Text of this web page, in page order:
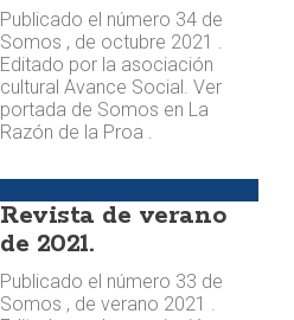
Publicado el número 34 de
Somos , de octubre 2021 .
Editado por la asociación
cultural Avance Social. Ver
portada de Somos en La
Razón de la Proa .
Revista de verano
de 2021.
Publicado el número 33 de
Somos , de verano 2021 .